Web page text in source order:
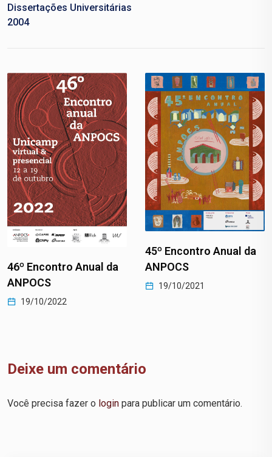
Dissertações Universitárias
2004
46º Encontro Anual da
ANPOCS
19/10/2022
45º Encontro Anual da
ANPOCS
19/10/2021
Deixe um comentário
Você precisa fazer o login para publicar um comentário.